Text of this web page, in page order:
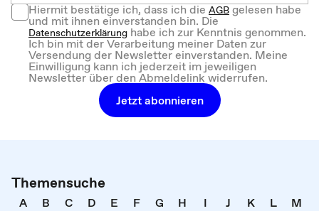
Hiermit bestätige ich, dass ich dieAGBgelesen habe
und mit ihnen einverstanden bin. Die
Datenschutzerklärung habe ich zur Kenntnis genommen.
Ich bin mit der Verarbeitung meiner Daten zur
Versendung der Newsletter einverstanden. Meine
Einwilligung kann ich jederzeit im jeweiligen
Newsletter über den Abmeldelink widerrufen.
Jetzt abonnieren
Themensuche
A B C D E F G H I J K L
M